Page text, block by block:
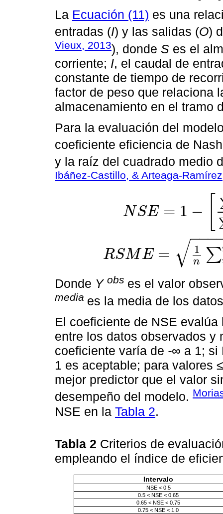
La Ecuación (11) es una
entradas (I) y las salidas (O)
Vieux, 2013), donde S es el
corriente; I, el caudal de
constante de tiempo de
factor de peso que relaciona
almacenamiento en el tramo
Para la evaluación del
coeficiente eficiencia de
y la raíz del cuadrado medio
Ibáñez-Castillo, & Arteaga-
NSE = 1 −
N SE =1-∑i=1 nYio s-Y sim2 1
RSME = 1
n ∑
−−−
√
RSME=1n∑ =1n iobs Yis m 2
Donde Y obs es el valor
media es la media de los
El coeficiente de NSE
entre los datos observados y
coeficiente varía de -∞ a 1; si
1 es aceptable; para valores
mejor predictor que el valor
desempeño del modelo.
NSE en la Tabla 2.
Tabla 2 Criterios de
empleando el índice de
Intervalo
NSE < 0.5
0.5 < NSE < 0.65
0.65 < NSE < 0.75
0.75 < NSE < 1.0